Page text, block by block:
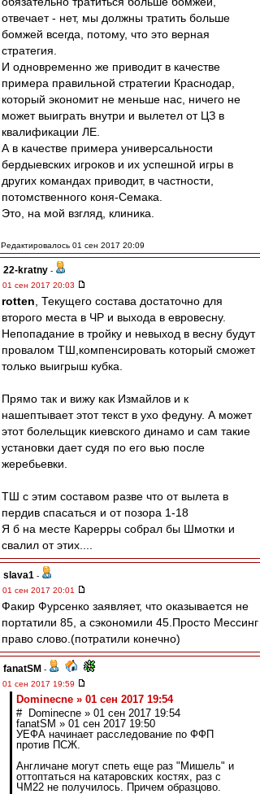
отвечает - нет, мы должны тратить больше
бомжей всегда, потому, что это верная
стратегия.
И одновременно же приводит в качестве
примера правильной стратегии Краснодар,
который экономит не меньше нас, ничего не
может выиграть внутри и вылетел от ЦЗ в
квалификации ЛЕ.
А в качестве примера универсальности
бердыевских игроков и их успешной игры в
других командах приводит, в частности,
потомственного коня-Семака.
Это, на мой взгляд, клиника.
Редактировалось 01 сен 2017 20:09
22-kratny -
01 сен 2017 20:03
rotten , Текущего состава достаточно для
второго места в ЧР и выхода в евровесну.
Непопадание в тройку и невыход в весну будут
провалом ТШ,компенсировать который сможет
только выигрыш кубка.
Прямо так и вижу как Измайлов и к
нашептывает этот текст в ухо федуну. А может
этот болельщик киевского динамо и сам такие
установки дает судя по его вью после
жеребьевки.
ТШ с этим составом разве что от вылета в
пердив спасаться и от позора 1-18
Я б на месте Карерры собрал бы Шмотки и
свалил от этих....
slava1 -
01 сен 2017 20:01
Факир Фурсенко заявляет, что оказывается не
портатили 85, а сэкономили 45.Просто Мессинг
право слово.(потратили конечно)
fanatSM -
01 сен 2017 19:59
Dominecne » 01 сен 2017 19:54
# Dominecne » 01 сен 2017 19:54
fanatSM » 01 сен 2017 19:50
УЕФА начинает расследование по ФФП
против ПСЖ.
Англичане могут спеть еще раз "Мишель" и
оттоптаться на катаровских костях, раз с
ЧМ22 не получилось. Причем образцово.